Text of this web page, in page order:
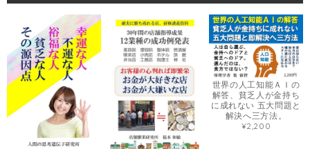
世界の人工知能ＡＩの
解答、貧乏人が金持ち
に成れない 五大問題と
解決へ三方法。
¥2,200